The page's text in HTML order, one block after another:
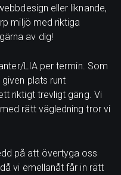
eller liknande,
miljö med riktiga
av dig!
LIA per termin. Som
plats runt
riktigt trevligt gäng. Vi
rätt vägledning tror vi
på att övertyga oss
vi emellanåt får in rätt